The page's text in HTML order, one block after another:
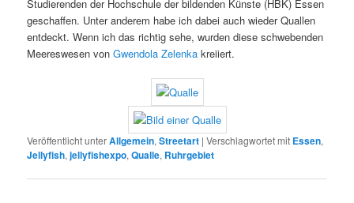
Studierenden der Hochschule der bildenden Künste (HBK) Essen
geschaffen. Unter anderem habe ich dabei auch wieder Quallen
entdeckt. Wenn ich das richtig sehe, wurden diese schwebenden
Meereswesen vonGwendola Zelenka kreiiert.
Veröffentlicht unterAllgemein,Streetart |Verschlagwortet mit Essen,
Jellyfish,jellyfishexpo,Qualle, Ruhrgebiet